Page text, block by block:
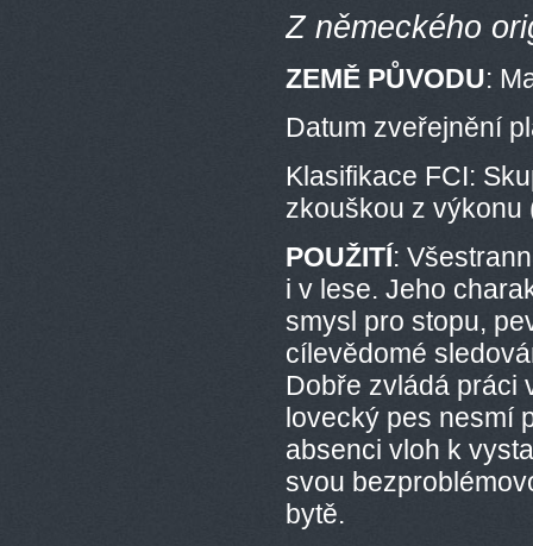
Z německého
ZEMĚ PŮVODU:
Datum zveřejnění
Klasifikace FCI:
zkouškou z
POUŽITÍ:
i v lese. Jeho
smysl pro stopu,
cílevědomé
Dobře zvládá práci
lovecký pes nesmí
absenci vloh k
svou
bytě.